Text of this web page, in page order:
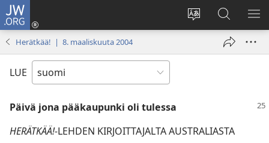
JW.ORG
Vaihda
sivuston
Kirjaudu
(avaa
Hae
JW.ORG-
sivustolta
Herätkää! | 8. maaliskuuta 2004
LUE
Päivä jona pääkaupunki oli tulessa
HERÄTKÄÄ!-LEHDEN KIRJOITTAJALTA AUSTRALIASTA